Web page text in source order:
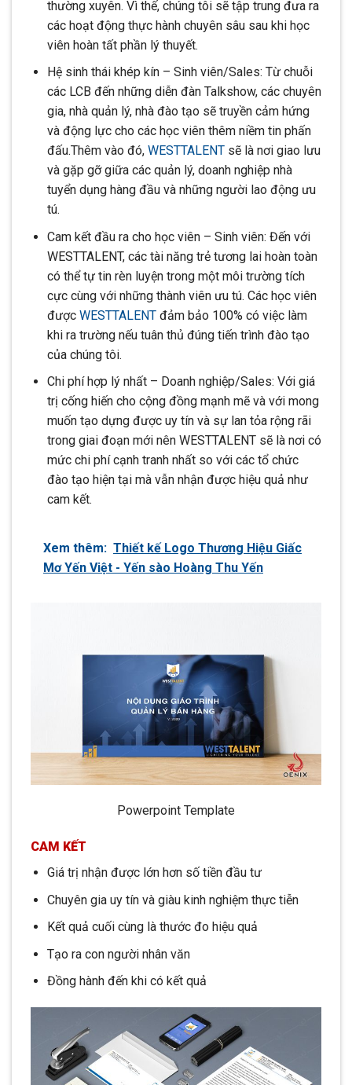
thường xuyên. Vì thế, chúng tôi sẽ tập trung đưa ra
các hoạt động thực hành chuyên sâu sau khi học
viên hoàn tất phần lý thuyết.
Hệ sinh thái khép kín – Sinh viên/Sales: Từ chuỗi
các LCB đến những diễn đàn Talkshow, các chuyên
gia, nhà quản lý, nhà đào tạo sẽ truyền cảm hứng
và động lực cho các học viên thêm niềm tin phấn
đấu.Thêm vào đó,WESTTALENTsẽ là nơi giao lưu
và gặp gỡ giữa các quản lý, doanh nghiệp nhà
tuyển dụng hàng đầu và những người lao động ưu
tú.
Cam kết đầu ra cho học viên – Sinh viên: Đến với
WESTTALENT, các tài năng trẻ tương lai hoàn toàn
có thể tự tin rèn luyện trong một môi trường tích
cực cùng với những thành viên ưu tú. Các học viên
được WESTTALENTđảm bảo 100% có việc làm
khi ra trường nếu tuân thủ đúng tiến trình đào tạo
của chúng tôi.
Chi phí hợp lý nhất – Doanh nghiệp/Sales: Với giá
trị cống hiến cho cộng đồng mạnh mẽ và với mong
muốn tạo dựng được uy tín và sự lan tỏa rộng rãi
trong giai đoạn mới nên WESTTALENT sẽ là nơi có
mức chi phí cạnh tranh nhất so với các tổ chức
đào tạo hiện tại mà vẫn nhận được hiệu quả như
cam kết.
Xem thêm: Thiết kế Logo Thương Hiệu Giấc
Mơ Yến Việt - Yến sào Hoàng Thu Yến
Powerpoint Template
CAM KẾT
Giá trị nhận được lớn hơn số tiền đầu tư
Chuyên gia uy tín và giàu kinh nghiệm thực tiễn
Kết quả cuối cùng là thước đo hiệu quả
Tạo ra con người nhân văn
Đồng hành đến khi có kết quả